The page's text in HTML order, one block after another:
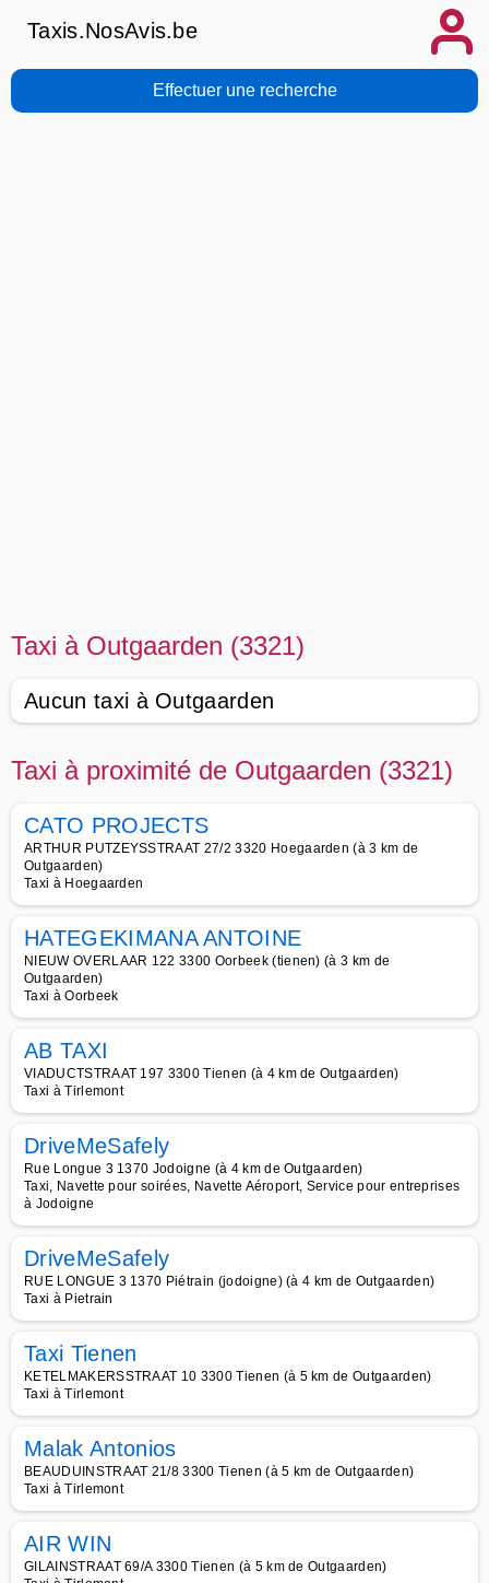
Taxis.NosAvis.be
Effectuer une recherche
Taxi à Outgaarden (3321)
Aucun taxi à Outgaarden
Taxi à proximité de Outgaarden (3321)
CATO PROJECTS
ARTHUR PUTZEYSSTRAAT 27/2 3320 Hoegaarden (à 3 km de
Outgaarden)
Taxi à Hoegaarden
HATEGEKIMANA ANTOINE
NIEUW OVERLAAR 122 3300 Oorbeek (tienen) (à 3 km de
Outgaarden)
Taxi à Oorbeek
AB TAXI
VIADUCTSTRAAT 197 3300 Tienen (à 4 km de Outgaarden)
Taxi à Tirlemont
DriveMeSafely
Rue Longue 3 1370 Jodoigne (à 4 km de Outgaarden)
Taxi, Navette pour soirées, Navette Aéroport, Service pour entreprises
à Jodoigne
DriveMeSafely
RUE LONGUE 3 1370 Piétrain (jodoigne) (à 4 km de Outgaarden)
Taxi à Pietrain
Taxi Tienen
KETELMAKERSSTRAAT 10 3300 Tienen (à 5 km de Outgaarden)
Taxi à Tirlemont
Malak Antonios
BEAUDUINSTRAAT 21/8 3300 Tienen (à 5 km de Outgaarden)
Taxi à Tirlemont
AIR WIN
GILAINSTRAAT 69/A 3300 Tienen (à 5 km de Outgaarden)